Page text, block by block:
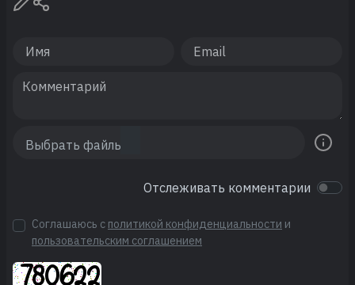
Отслеживать комментарии
Соглашаюсь с политикой конфиденциальности и
пользовательским соглашением